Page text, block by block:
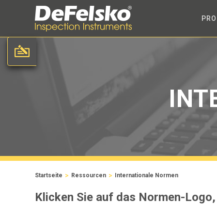
Startseite > Ressourcen > Internationale Normen
Klicken Sie auf das Normen-